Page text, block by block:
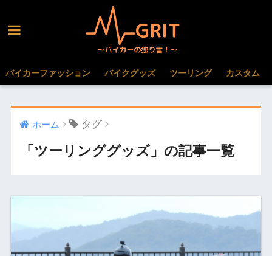
バイカーファッション バイクグッズ ツーリング カスタム
ホーム タグ
「ツーリンググッズ」の記事一覧